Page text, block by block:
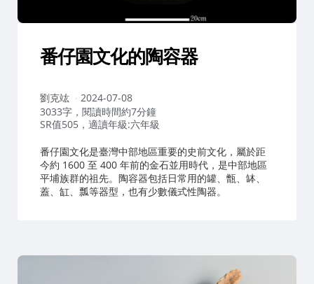
番仔園文化的陶容器
作
者：
劉克竑
2024-07-08
3033字，閱讀時間約7分鐘
SR值505，適讀年級:六年級
番仔園文化是臺灣中部地區重要的史前文化，屬於距
今約 1600 至 400 年前的金石並用時代，是中部地區
平埔族群的祖先。陶容器包括日常用的罐、甑、缽、
蓋、缸、瓢等器型，也有少數儀式性陶器。